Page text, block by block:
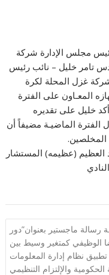
مجلس الإدارة شركة
تامر خليل – نائب رئيس
غزل المحلة لكرة
المعـاون على الفترة
خليل على تقديره
الفترة الماضيـة مضيفاً أن
المخلصين.
العظيم (عظيمه) المستشار
رسالة ماجستير بعنوان”دور
الوظيفي كمتغير وسيط بين
تطبيق نظام إدارة المعلومات
الحكومية والإلتزام التنظيمي